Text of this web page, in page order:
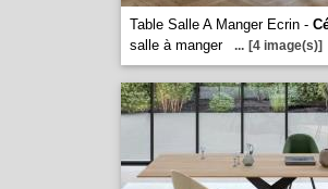
Table Salle A Manger Ecrin -
salle à manger
... [4 image(s)]